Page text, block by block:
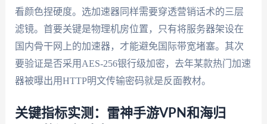
看颜色捏硬度。选加速器同样需要穿透营销话术的三层
滤镜。首要关键是物理机房位置，只有将服务器架设在
国内骨干网上的加速器，才能避免国际带宽堵塞。其次
要验证是否采用AES-256银行级加密，去年某款热门加速
器被曝出用HTTP明文传输密码就是反面教材。
关键指标实测：雷神手游VPN和海归